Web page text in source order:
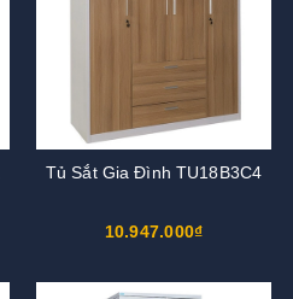
Tủ Sắt Gia Đình TU18B3C4
10.947.000₫